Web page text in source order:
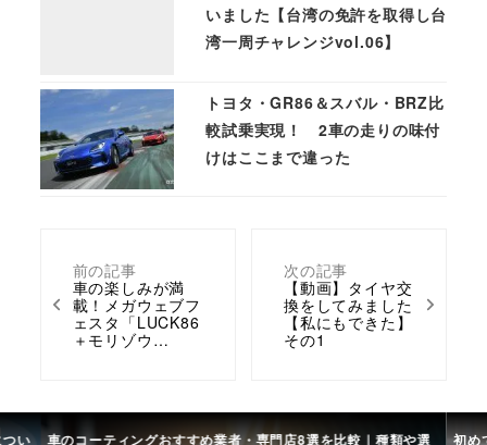
前の記事
車の楽しみが満
載！メガウェブフ
ェスタ「LUCK86
＋モリゾウ…
次の記事
【動画】タイヤ交
換をしてみました
【私にもできた】
その1
いました【台湾の免許を取得し台
湾一周チャレンジvol.06】
トヨタ・GR86＆スバル・BRZ比
較試乗実現！ 2車の走りの味付
けはここまで違った
い 車のコーティングおすすめ業者・専門店8選を比較｜種類や選 初め